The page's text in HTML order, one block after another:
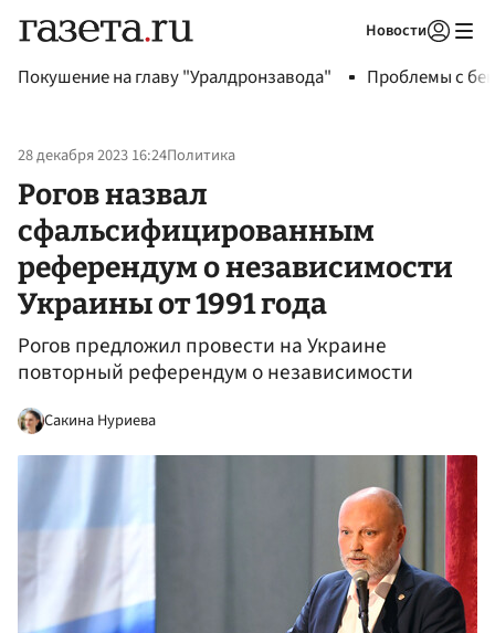
Новости
Покушение на главу "Уралдронзавода" Проблемы с
28 декабря 2023 16:24Политика
Рогов назвал
сфальсифицированным
референдум о независимости
Украины от 1991 года
Рогов предложил провести на Украине
повторный референдум о независимости
Сакина Нуриева